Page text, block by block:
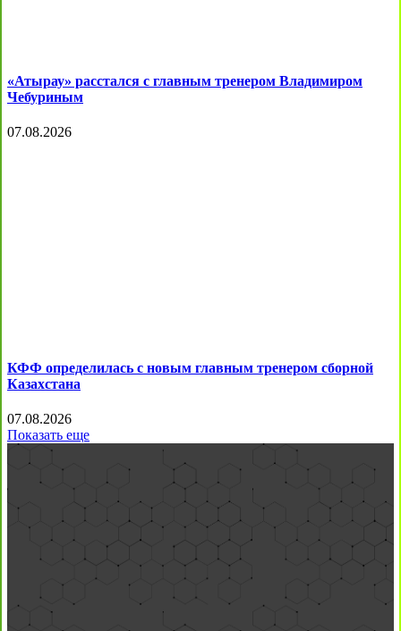
«Атырау» расстался с главным тренером Владимиром
Чебуриным
07.08.2026
КФФ определилась с новым главным тренером сборной
Казахстана
07.08.2026
Показать еще